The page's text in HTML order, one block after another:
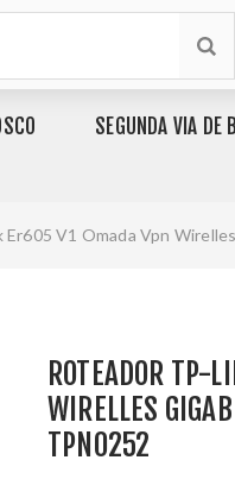
SEGUNDA VIA DE
Er605 V1 Omada Vpn
ROTEADOR TP-
WIRELLES
TPN0252